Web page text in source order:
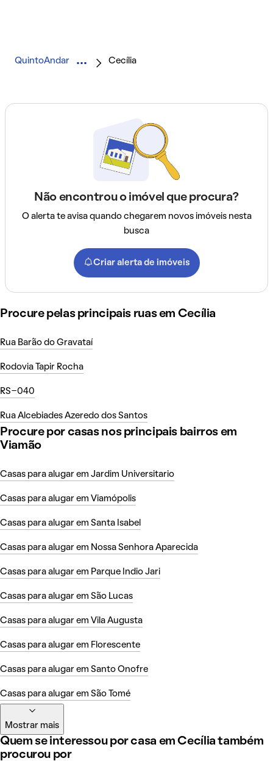
QuintoAndar Cecília
Não encontrou o imóvel que procura?
O alerta te avisa quando chegarem novos imóveis nesta
busca
Criar alerta de imóveis
Procure pelas principais ruas em Cecília
Rua Barão do Gravataí
Rodovia Tapir Rocha
RS-040
Rua Alcebiades Azeredo dos Santos
Procure por casas nos principais bairros em
Viamão
Casas para alugar em Jardim Universitario
Casas para alugar em Viamópolis
Casas para alugar em Santa Isabel
Casas para alugar em Nossa Senhora Aparecida
Casas para alugar em Parque Indio Jari
Casas para alugar em São Lucas
Casas para alugar em Vila Augusta
Casas para alugar em Florescente
Casas para alugar em Santo Onofre
Casas para alugar em São Tomé
Mostrar mais
Quem se interessou por casa em Cecília também
procurou por